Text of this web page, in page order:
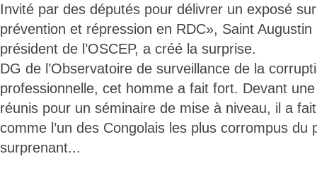
Invité par des députés pour délivrer un exposé
prévention et répression en RDC», Saint
président de l’OSCEP, a créé la surprise.
DG de l’Observatoire de surveillance de la
professionnelle, cet homme a fait fort. Devant
réunis pour un séminaire de mise à niveau, il a
comme l’un des Congolais les plus corrompus du
surprenant...